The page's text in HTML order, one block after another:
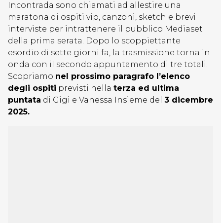
Incontrada sono chiamati ad allestire una
maratona di ospiti vip, canzoni, sketch e brevi
interviste per intrattenere il pubblico Mediaset
della prima serata. Dopo lo scoppiettante
esordio di sette giorni fa, la trasmissione torna in
onda con il secondo appuntamento di tre totali.
Scopriamo nel prossimo paragrafo l’elenco
degli ospiti previsti nella terza ed ultima
puntata di Gigi e Vanessa Insieme del 3 dicembre
2025.